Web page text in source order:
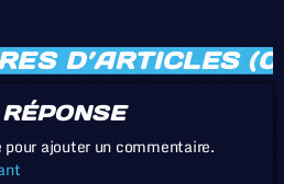
D’ARTICLES
ajouter un commentaire.